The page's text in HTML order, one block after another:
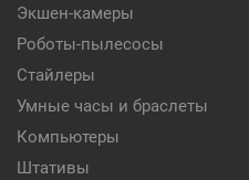
Экшен-камеры
Роботы-пылесосы
Стайлеры
Умные часы и браслеты
Компьютеры
Штативы